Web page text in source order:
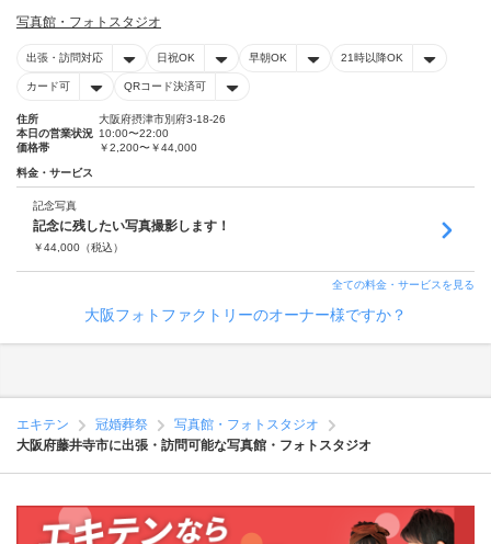
写真館・フォトスタジオ
出張・訪問対応 日祝OK 早朝OK 21時以降OK
カード可 QRコード決済可
住所
大阪府摂津市別府3-18-26
本日の営業状況 10:00〜22:00
価格帯
￥2,200〜￥44,000
料金・サービス
記念写真
記念に残したい写真撮影します！
￥44,000 （税込）
全ての料金・サービスを見る
大阪フォトファクトリーのオーナー様ですか？
エキテン 冠婚葬祭
写真館・フォトスタジオ
大阪府藤井寺市に出張・訪問可能な写真館・フォトスタジオ